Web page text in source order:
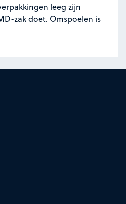
leeg zijn
zak doet. Omspoelen is